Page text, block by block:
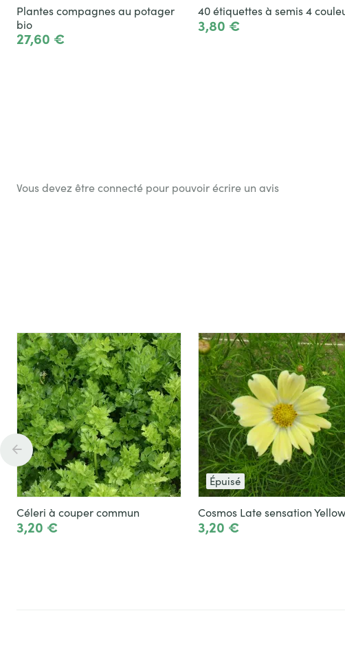
Plantes compagnes au potager
bio
27,60 €
40 étiquettes à semis 4
3,80 €
Vous devez être connecté pour pouvoir écrire un avis
Céleri à couper commun
3,20 €
Épuisé
Cosmos Late sensation Yellow
3,20 €